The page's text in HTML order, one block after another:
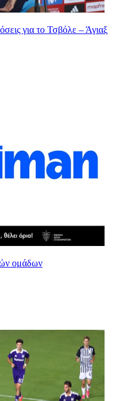
για το Τσβόλε – Άγιαξ
ομάδων